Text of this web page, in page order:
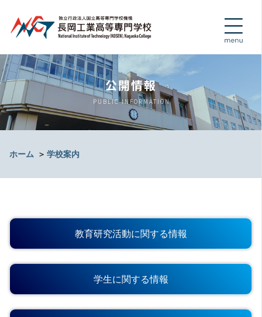
公開情報
PUBLIC INFORMATION
ホーム ＞ 学校案内
教育研究活動に関する情報
学生に関する情報